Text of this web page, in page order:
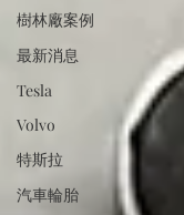
樹林廠案例
最新消息
Tesla
Volvo
特斯拉
汽車輪胎